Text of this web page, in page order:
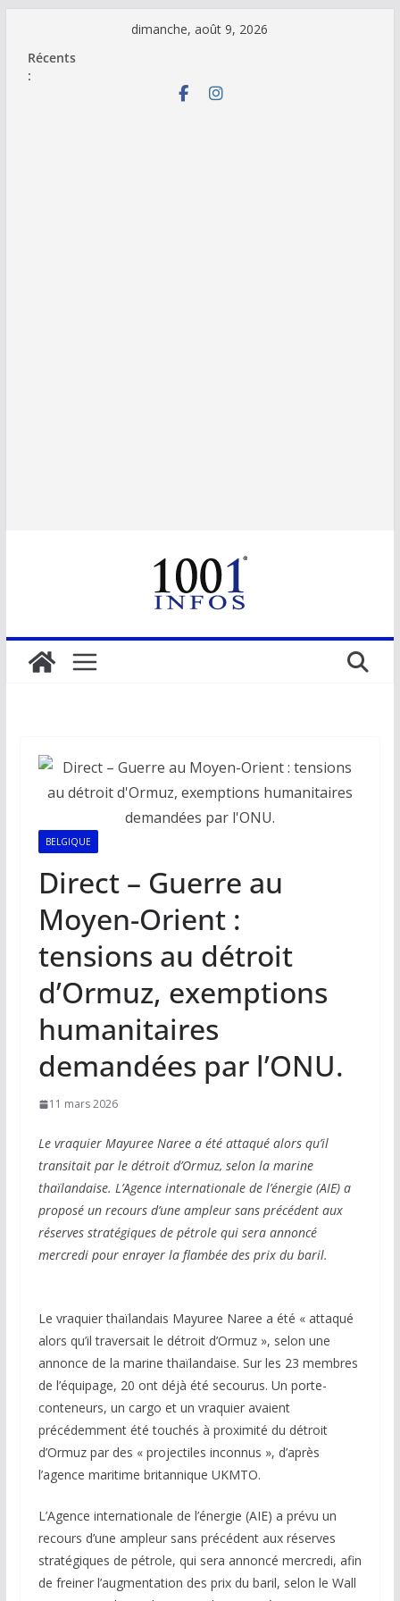
contenu
dimanche, août 9, 2026
Récents
:
BELGIQUE
Direct – Guerre au
Moyen-Orient :
tensions au détroit
d’Ormuz, exemptions
humanitaires
demandées par l’ONU.
11 mars 2026
Le vraquier Mayuree Naree a été attaqué alors qu’il
transitait par le détroit d’Ormuz, selon la marine
thaïlandaise. L’Agence internationale de l’énergie (AIE) a
proposé un recours d’une ampleur sans précédent aux
réserves stratégiques de pétrole qui sera annoncé
mercredi pour enrayer la flambée des prix du baril.
Le vraquier thaïlandais Mayuree Naree a été « attaqué
alors qu’il traversait le détroit d’Ormuz », selon une
annonce de la marine thaïlandaise. Sur les 23 membres
de l’équipage, 20 ont déjà été secourus. Un porte-
conteneurs, un cargo et un vraquier avaient
précédemment été touchés à proximité du détroit
d’Ormuz par des « projectiles inconnus », d’après
l’agence maritime britannique UKMTO.
L’Agence internationale de l’énergie (AIE) a prévu un
recours d’une ampleur sans précédent aux réserves
stratégiques de pétrole, qui sera annoncé mercredi, afin
de freiner l’augmentation des prix du baril, selon le Wall